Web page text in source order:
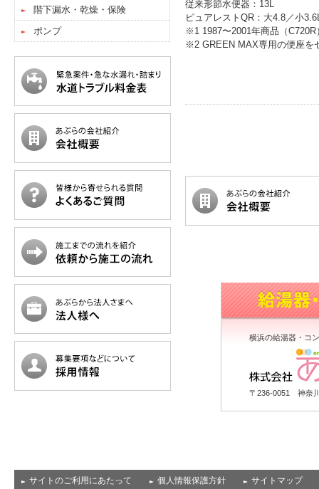
階下漏水・乾燥・保険
ポンプ
従来形節水便器：13L
ピュアレストQR：大4.8／小
※1 1987〜2001年商品（C720R
※2 GREEN MAX専用の便座を
横浜の給湯器・コ
〒236-0051 神奈
サイトのご利用にあたって 個人情報保護方針 サイトマップ